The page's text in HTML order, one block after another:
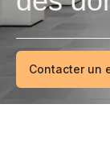
Contacter un